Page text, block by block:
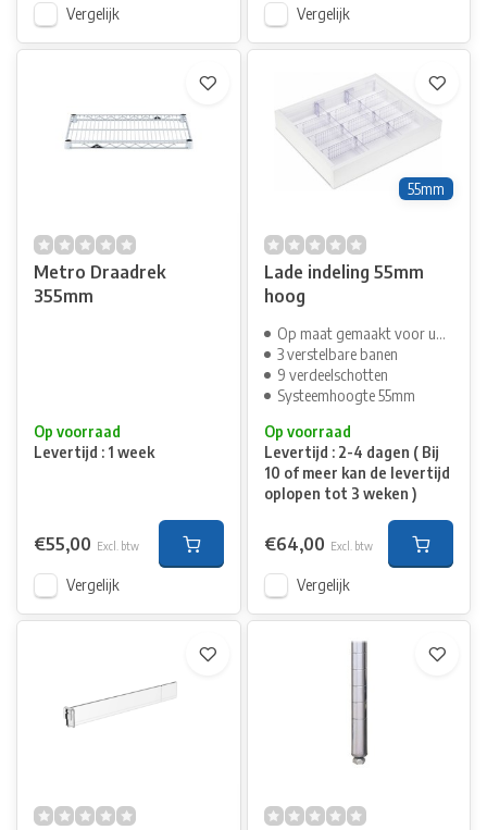
Vergelijk Vergelijk
Metro Draadrek
355mm
Op voorraad
Levertijd : 1 week
€55,00 Excl. btw
Vergelijk
55mm
Lade indeling 55mm
hoog
Op maat gemaakt voor uw lade
3 verstelbare banen
9 verdeelschotten
Systeemhoogte 55mm
Op voorraad
Levertijd : 2-4 dagen ( Bij
10 of meer kan de levertijd
oplopen tot 3 weken )
€64,00 Excl. btw
Vergelijk